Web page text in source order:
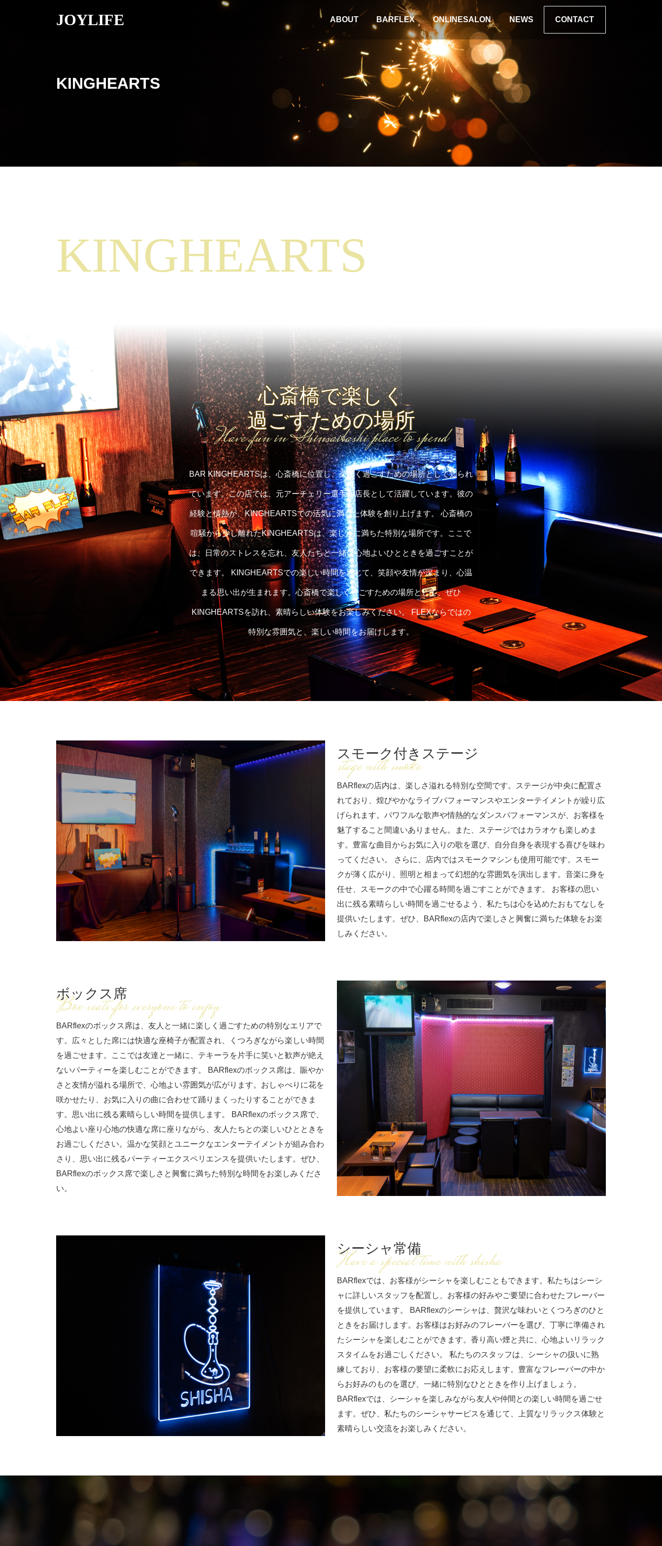
JOYLIFE ABOUT BARFLEX ONLINESALON NEWS CONTACT
KINGHEARTS
KINGHEARTS
心斎橋で楽しく
過ごすための場所
BAR KINGHEARTSは、心斎橋に位置し、楽しく過ごすための場所として知られ
ています。この店では、元アーチェリー選手が店長として活躍しています。彼の
経験と情熱が、KINGHEARTSでの活気に満ちた体験を創り上げます。 心斎橋の
喧騒から少し離れたKINGHEARTSは、楽しさに満ちた特別な場所です。ここで
は、日常のストレスを忘れ、友人たちと一緒に心地よいひとときを過ごすことが
できます。 KINGHEARTSでの楽しい時間を通じて、笑顔や友情が深まり、心温
まる思い出が生まれます。心斎橋で楽しく過ごすための場所として、ぜひ
KINGHEARTSを訪れ、素晴らしい体験をお楽しみください。 FLEXならではの
特別な雰囲気と、楽しい時間をお届けします。
スモーク付きステージ
stage with smoke
BARflexの店内は、楽しさ溢れる特別な空間です。ステージが中央に配置さ
れており、煌びやかなライブパフォーマンスやエンターテイメントが繰り広
げられます。パワフルな歌声や情熱的なダンスパフォーマンスが、お客様を
魅了すること間違いありません。また、ステージではカラオケも楽しめま
す。豊富な曲目からお気に入りの歌を選び、自分自身を表現する喜びを味わ
ってください。 さらに、店内ではスモークマシンも使用可能です。スモー
クが薄く広がり、照明と相まって幻想的な雰囲気を演出します。音楽に身を
任せ、スモークの中で心躍る時間を過ごすことができます。 お客様の思い
出に残る素晴らしい時間を過ごせるよう、私たちは心を込めたおもてなしを
提供いたします。ぜひ、BARflexの店内で楽しさと興奮に満ちた体験をお楽
しみください。
ボックス席
Box seats for everyone to enjoy
BARflexのボックス席は、友人と一緒に楽しく過ごすための特別なエリアで
す。広々とした席には快適な座椅子が配置され、くつろぎながら楽しい時間
を過ごせます。ここでは友達と一緒に、テキーラを片手に笑いと歓声が絶え
ないパーティーを楽しむことができます。 BARflexのボックス席は、賑やか
さと友情が溢れる場所で、心地よい雰囲気が広がります。おしゃべりに花を
咲かせたり、お気に入りの曲に合わせて踊りまくったりすることができま
す。思い出に残る素晴らしい時間を提供します。 BARflexのボックス席で、
心地よい座り心地の快適な席に座りながら、友人たちとの楽しいひとときを
お過ごしください。温かな笑顔とユニークなエンターテイメントが組み合わ
さり、思い出に残るパーティーエクスペリエンスを提供いたします。ぜひ、
BARflexのボックス席で楽しさと興奮に満ちた特別な時間をお楽しみくださ
い。
シーシャ常備
Have a special time with shisha
BARflexでは、お客様がシーシャを楽しむこともできます。私たちはシーシ
ャに詳しいスタッフを配置し、お客様の好みやご要望に合わせたフレーバー
を提供しています。 BARflexのシーシャは、贅沢な味わいとくつろぎのひと
ときをお届けします。お客様はお好みのフレーバーを選び、丁寧に準備され
たシーシャを楽しむことができます。香り高い煙と共に、心地よいリラック
スタイムをお過ごしください。 私たちのスタッフは、シーシャの扱いに熟
練しており、お客様の要望に柔軟にお応えします。豊富なフレーバーの中か
らお好みのものを選び、一緒に特別なひとときを作り上げましょう。
BARflexでは、シーシャを楽しみながら友人や仲間との楽しい時間を過ごせ
ます。ぜひ、私たちのシーシャサービスを通じて、上質なリラックス体験と
素晴らしい交流をお楽しみください。